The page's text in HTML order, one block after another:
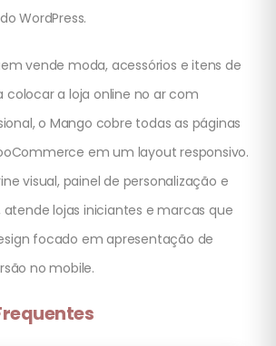
WordPress.
vende moda, acessórios e itens de
colocar a loja online no ar com
o Mango cobre todas as páginas
em um layout responsivo.
visual, painel de personalização e
lojas iniciantes e marcas que
focado em apresentação de
no mobile.